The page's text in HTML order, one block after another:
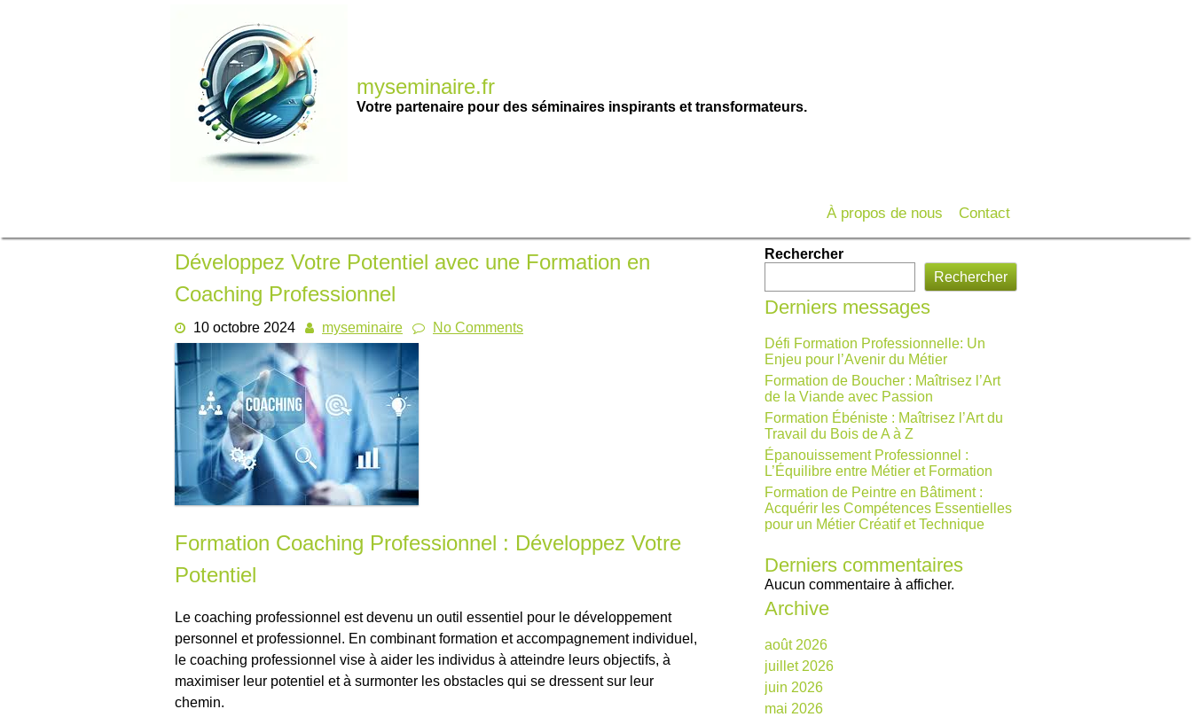
myseminaire.fr
Votre partenaire pour des séminaires inspirants et transformateurs.
À propos de nous Contact
Développez Votre Potentiel avec une Formation en
Coaching Professionnel
10 octobre 2024 myseminaire No Comments
Formation Coaching Professionnel : Développez Votre
Potentiel
Le coaching professionnel est devenu un outil essentiel pour le développement
personnel et professionnel. En combinant formation et accompagnement individuel,
le coaching professionnel vise à aider les individus à atteindre leurs objectifs, à
maximiser leur potentiel et à surmonter les obstacles qui se dressent sur leur
chemin.
Rechercher
Rechercher
Derniers messages
Défi Formation Professionnelle: Un
Enjeu pour l’Avenir du Métier
Formation de Boucher : Maîtrisez l’Art
de la Viande avec Passion
Formation Ébéniste : Maîtrisez l’Art du
Travail du Bois de A à Z
Épanouissement Professionnel :
L’Équilibre entre Métier et Formation
Formation de Peintre en Bâtiment :
Acquérir les Compétences Essentielles
pour un Métier Créatif et Technique
Derniers commentaires
Aucun commentaire à afficher.
Archive
août 2026
juillet 2026
juin 2026
mai 2026